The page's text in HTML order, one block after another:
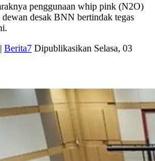
penggunaan whip pink (N2O)
desak BNN bertindak tegas
| Berita7 Dipublikasikan Selasa, 03